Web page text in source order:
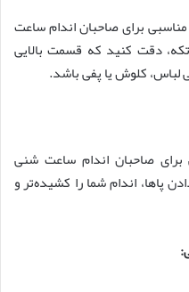
برای صاحبان اندام ساعت
دقت کنید که قسمت بالایی
کلوش یا پفی باشد.
برای صاحبان اندام ساعت شنی
پاها، اندام شما را کشیده‌تر و